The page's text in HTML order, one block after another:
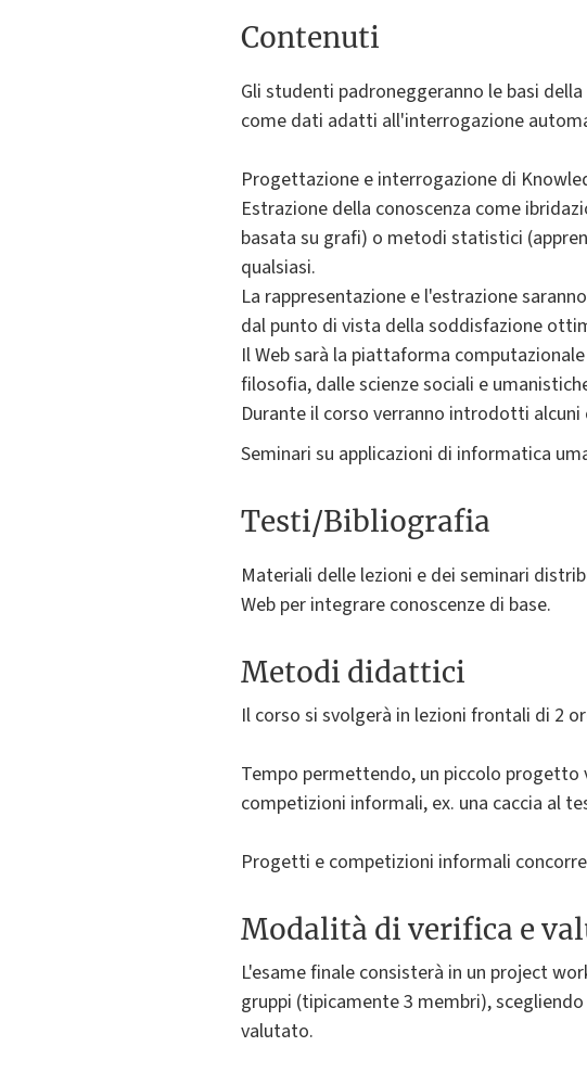
Contenuti
Gli studenti padroneggeranno le basi
come dati adatti all'interrogazione
Progettazione e interrogazione di
Estrazione della conoscenza come
basata su grafi) o metodi statistici
qualsiasi.
La rappresentazione e l'estrazione
dal punto di vista della soddisfazione
Il Web sarà la piattaforma
filosofia, dalle scienze sociali e
Durante il corso verranno introdotti
Seminari su applicazioni di informatica
Testi/Bibliografia
Materiali delle lezioni e dei seminari
Web per integrare conoscenze di base.
Metodi didattici
Il corso si svolgerà in lezioni frontali di 2
Tempo permettendo, un piccolo
competizioni informali, ex. una caccia al
Progetti e competizioni informali
Modalità di verifica e
L'esame finale consisterà in un project
gruppi (tipicamente 3 membri),
valutato.